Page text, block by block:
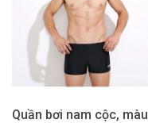
Quần bơi nam cộc, màu